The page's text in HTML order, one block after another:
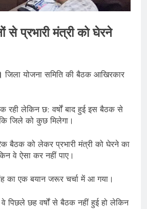
से प्रभारी मंत्री को घेरने
जिला योजना समिति की बैठक आखिरकार
रही लेकिन छ: वर्षों बाद हुई इस बैठक से
जिले को कुछ मिलेगा।
बैठक को लेकर प्रभारी मंत्री को घेरने का
वे ऐसा कर नहीं पाए।
का एक बयान जरूर चर्चा में आ गया।
पिछले छह वर्षों से बैठक नहीं हुई हो लेकिन